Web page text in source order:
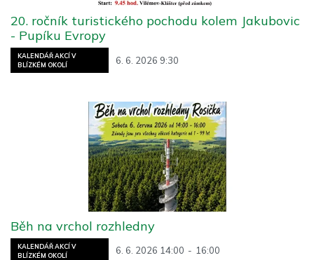
KALENDÁŘ AKCÍ V
BLÍZKÉM OKOLÍ
6. 6. 2026 9:30
20. ročník turistického pochodu kolem Jakubovic
- Pupíku Evropy
KALENDÁŘ AKCÍ V
BLÍZKÉM OKOLÍ
6. 6. 2026 14:00 - 16:00
Běh na vrchol rozhledny